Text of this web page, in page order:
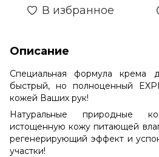
В избранное
Описание
Специальная формула крема
быстрый, но полноценный
кожей Ваших рук!
Натуральные природные
истощенную кожу питающей
регенерирующий эффект и
участки!